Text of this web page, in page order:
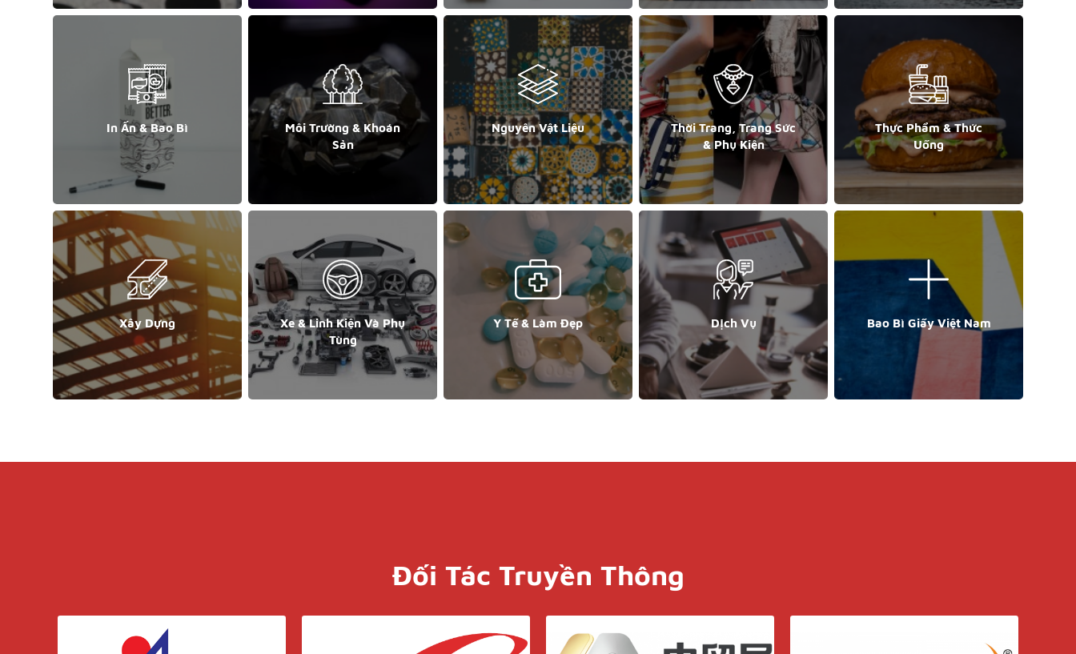
In Ấn & Bao Bì
Môi Trường & Khoán
Sản
Nguyên Vật Liệu
Thời Trang, Trang Sức
& Phụ Kiện
Thực Phẩm & Thức
Uống
Xây Dựng
Xe & Linh Kiện Và Phụ
Tùng
Y Tế & Làm Đẹp Dịch Vụ Bao Bì Giấy Việt Nam
Đối Tác Truyền Thông